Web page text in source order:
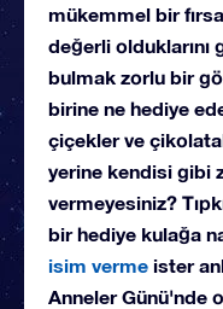
mükemmel bir
değerli olduklarını
bulmak zorlu bir
birine ne hediye
çiçekler ve
yerine kendisi gibi
vermeyesiniz?
bir hediye kulağa
isim verme ister
Anneler Günü'nde